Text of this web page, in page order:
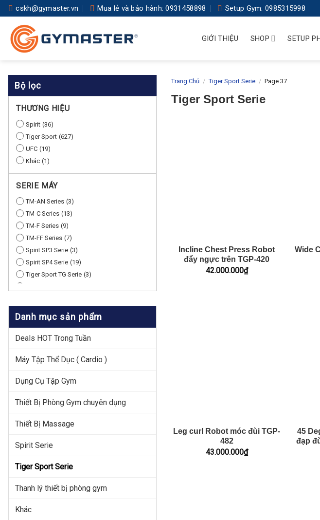
Skip
to
content
cskh@gymaster.vn Mua lẻ và bảo hành: 0931458898 Setup Gym: 0985315998
GIỚI THIỆU SHOP SETUP
Bộ lọc
THƯƠNG HIỆU
Spirit 36
Tiger Sport 627
UFC 19
Khác 1
SERIE MÁY
TM-AN Series 3
TM-C Series 13
TM-F Series 9
TM-FF Series 7
Spirit SP3 Serie 3
Spirit SP4 Serie 19
Tiger Sport TG Serie 3
Tiger Sport TGF Serie
41
Danh mục sản phẩm
Deals HOT Trong Tuần
Máy Tập Thể Dục ( Cardio )
Dụng Cụ Tập Gym
Thiết Bị Phòng Gym chuyên dụng
Thiết Bị Massage
Spirit Serie
Tiger Sport Serie
Thanh lý thiết bị phòng gym
Khác
Tiger Sport Serie
Trang Chủ / Tiger Sport Serie / Page 37
Incline Chest Press Robot
đẩy ngực trên TGP-420
42.000.000₫
Wide
Leg curl Robot móc đùi TGP-
482
43.000.000₫
45
đạp